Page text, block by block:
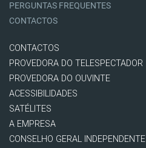
PERGUNTAS FREQUENTES
CONTACTOS
CONTACTOS
PROVEDORA DO TELESPECTADOR
PROVEDORA DO OUVINTE
ACESSIBILIDADES
SATÉLITES
A EMPRESA
CONSELHO GERAL INDEPENDENTE